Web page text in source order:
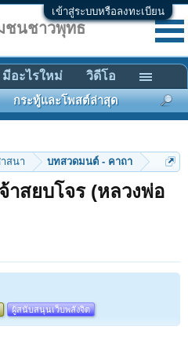
เข้าสู่ระบบหรือลงทะเบียน
สนา บทสวดมนต์ - คาถา
าสยบโจร (หลวงพ่อ
ผู้สนับสนุนเว็บพลังจิต
ชนชาวพุทธ
กระทู้และโพสต์ล่าสุด
มีอะไรใหม่ วิดีโอ